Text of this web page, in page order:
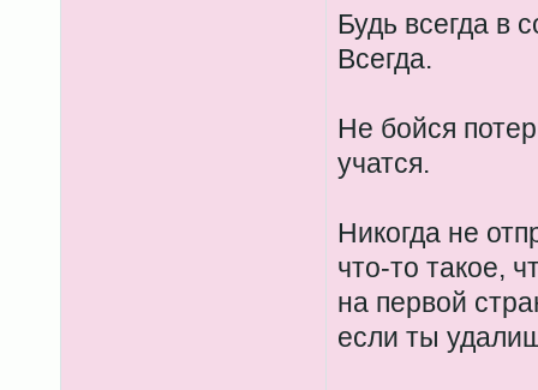
Будь всегда в
Всегда.
Не бойся
учатся.
Никогда не
что-то такое,
на первой
если ты